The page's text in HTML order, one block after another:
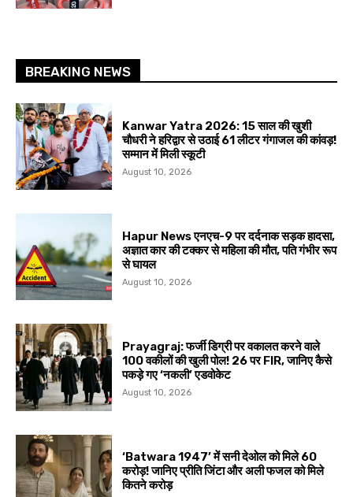
BREAKING NEWS
Kanwar Yatra 2026: 15 साल की खुशी
चौधरी ने हरिद्वार से उठाई 61 लीटर गंगाजल की कांवड़!
सम्मान में मिली स्कूटी
August 10, 2026
Hapur News एनएच-9 पर दर्दनाक सड़क हादसा,
अज्ञात कार की टक्कर से महिला की मौत, पति गंभीर रूप
से घायल
August 10, 2026
Prayagraj: फर्जी डिग्री पर वकालत करने वाले
100 वकीलों की खुली पोल! 26 पर FIR, जानिए कैसे
पकड़े गए ‘नकली’ एडवोकेट
August 10, 2026
‘Batwara 1947’ में सनी देओल को मिले ₹60
करोड़! जानिए प्रीति जिंटा और अली फजल को मिले
कितने करोड़